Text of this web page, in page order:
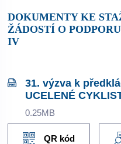
DOKUMENTY KE STAŽENÍ ZE SLOŽKY 31. VÝZVA K PŘEDKLÁDÁNÍ PROJEKTOVÝCH ZÁMĚRŮ A
ŽÁDOSTÍ O
IV
31. výzva k
UCELENÉ
0.25MB
QR kód